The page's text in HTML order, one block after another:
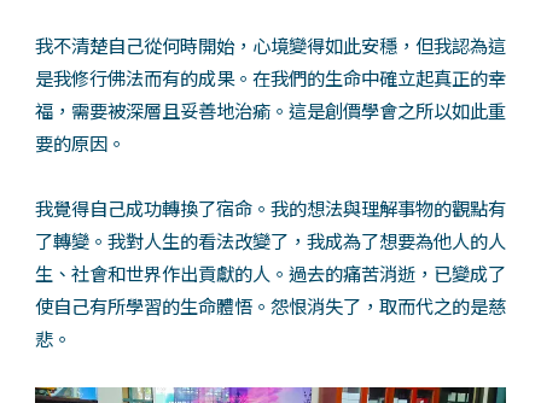
我不清楚自己從何時開始，心境變得如此安穩，但我認為這
是我修行佛法而有的成果。在我們的生命中確立起真正的幸
福，需要被深層且妥善地治瘉。這是創價學會之所以如此重
要的原因。
我覺得自己成功轉換了宿命。我的想法與理解事物的觀點有
了轉變。我對人生的看法改變了，我成為了想要為他人的人
生、社會和世界作出貢獻的人。過去的痛苦消逝，已變成了
使自己有所學習的生命體悟。怨恨消失了，取而代之的是慈
悲。